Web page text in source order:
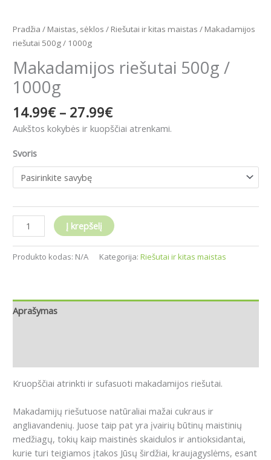
Pradžia / Maistas, sėklos / Riešutai ir kitas maistas / Makadamijos
riešutai 500g / 1000g
Makadamijos riešutai 500g /
1000g
14.99€ – 27.99€
Aukštos kokybės ir kuopščiai atrenkami.
Svoris
Į krepšelį
Produkto kodas: N/A Kategorija: Riešutai ir kitas maistas
Aprašymas
Kruopščiai atrinkti ir sufasuoti makadamijos riešutai.
Makadamijų riešutuose natūraliai mažai cukraus ir
angliavandenių. Juose taip pat yra įvairių būtinų maistinių
medžiagų, tokių kaip maistinės skaidulos ir antioksidantai,
kurie turi teigiamos įtakos Jūsų širdžiai, kraujagyslėms, esant